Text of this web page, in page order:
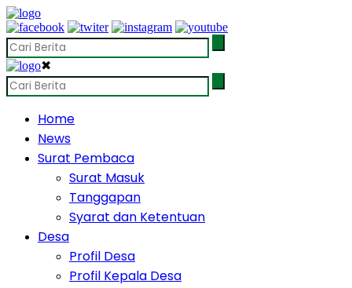
✖
Home
News
Surat Pembaca
Surat Masuk
Tanggapan
Syarat dan Ketentuan
Desa
Profil Desa
Profil Kepala Desa